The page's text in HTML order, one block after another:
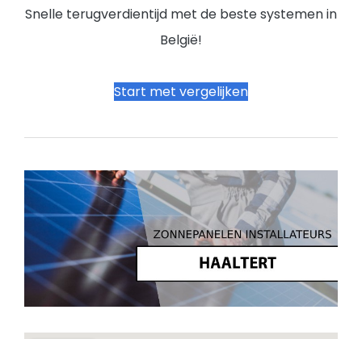
Snelle terugverdientijd met de beste systemen in
België!
Start met vergelijken